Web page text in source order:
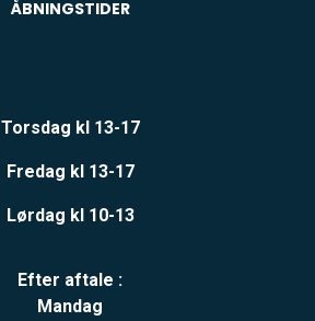
ÅBNINGSTIDER
Torsdag kl 13-17
Fredag kl 13-17
Lørdag kl 10-13
Efter aftale :
Mandag